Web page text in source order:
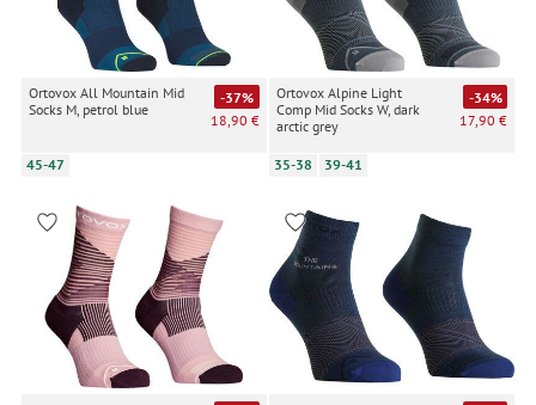
Ortovox All Mountain Mid
Socks M, petrol blue
-37%
18,90 €
45-47
Ortovox Alpine Light
Comp Mid Socks W, dark
arctic grey
-34%
17,90 €
35-38 39-41